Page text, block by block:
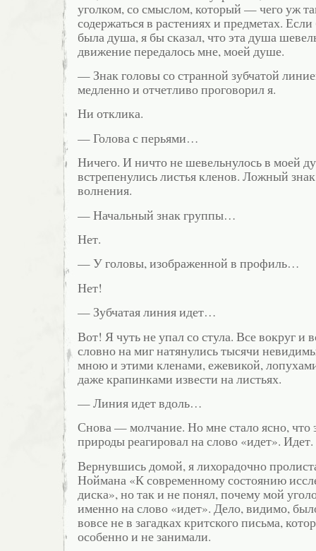
уголком, со смыслом, который — чего уж
содержаться в растениях и предметах.
была душа, я бы сказал, что эта душа
движение передалось мне, моей душе.
— Знак головы со странной зубчатой
медленно и отчетливо проговорил я.
Ни отклика.
— Голова с перьями…
Ничего. И ничто не шевельнулось в моей
встрепенулись листья кленов. Ложный
волнения.
— Начальный знак группы…
Нет.
— У головы, изображенной в профиль…
Нет!
— Зубчатая линия идет…
Вот! Я чуть не упал со стула. Все вокруг и
словно на миг натянулись тысячи
мною и этими кленами, ежевикой,
даже крапинками извести на листьях.
— Линия идет вдоль…
Снова — молчание. Но мне стало ясно, что
природы реагировал на слово «идет».
Вернувшись домой, я лихорадочно
Ноймана «К современному состоянию
диска», но так и не понял, почему мой
именно на слово «идет». Дело, видимо,
вовсе не в загадках критского письма,
особенно и не занимали.